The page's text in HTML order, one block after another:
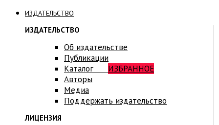
ИЗДАТЕЛЬСТВО
ИЗДАТЕЛЬСТВО
Об издательстве
Публикации
Каталог ИЗБРАННОЕ
Авторы
Медиа
Поддержать издательство
ЛИЦЕНЗИЯ